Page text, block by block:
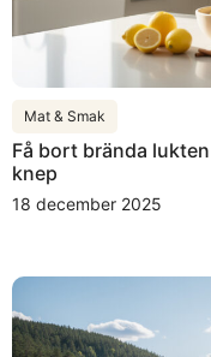
Mat & Smak
Få bort brända
knep
18 december 2025